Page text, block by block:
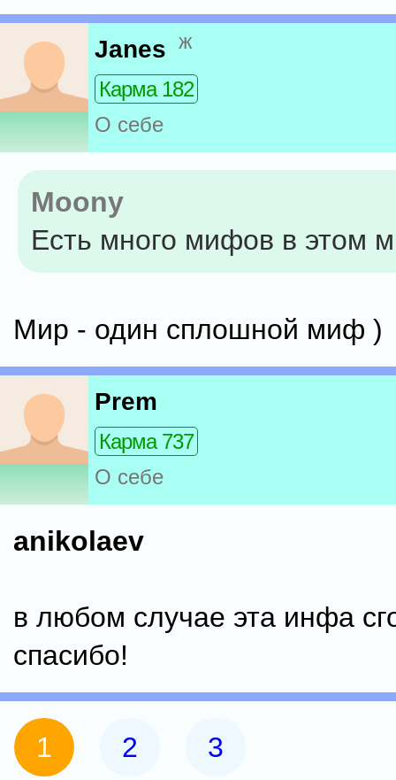
Janes ж
Карма 182
О себе
Moony
Есть много мифов в этом
Мир - один сплошной миф )
Prem
Карма 737
О себе
anikolaev
в любом случае эта инфа
спасибо!
1 2 3